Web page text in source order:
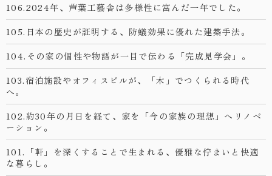
106.2024年、芦葉工藝舎は多様性に富んだ一年でした。
105.日本の歴史が証明する、防蟻効果に優れた建築手法。
104.その家の個性や物語が一目で伝わる「完成見学会」。
103.宿泊施設やオフィスビルが、「木」でつくられる時代
へ。
102.約30年の月日を経て、家を「今の家族の理想」へリノベ
ーション。
101.「軒」を深くすることで生まれる、優雅な佇まいと快適
な暮らし。